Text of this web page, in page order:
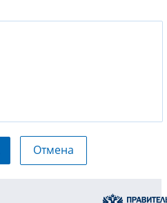
Отмена